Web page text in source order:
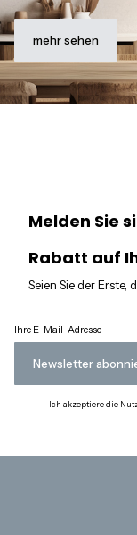
mehr sehen
Melden Sie
Rabatt auf
Seien Sie der Erste,
Ihre E-Mail-Adresse
Newsletter
Ich akzeptiere die